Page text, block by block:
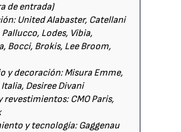
de entrada)
United Alabaster, Catellani
Lodes, Vibia,
Bocci, Brokis, Lee Broom,
y decoración: Misura Emme,
Desiree Divani
revestimientos: CMO Paris,
y tecnología: Gaggenau